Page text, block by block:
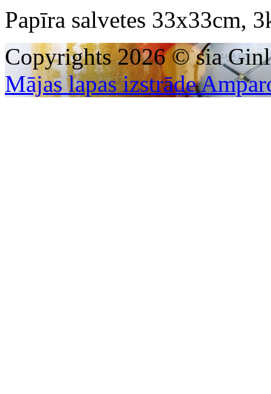
Papīra salvetes 33x33cm,
Copyrights 2026 © sia
Mājas lapas izstrāde